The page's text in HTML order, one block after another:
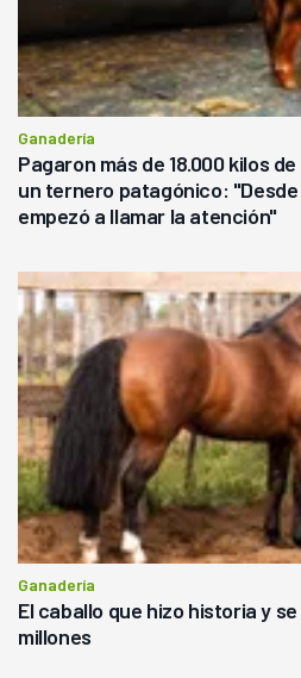
Ganadería
Pagaron más de 18.000 kilos
un ternero patagónico:
empezó a llamar la atención"
Ganadería
El caballo que hizo historia y
millones